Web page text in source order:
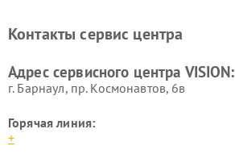
Контакты сервис центра
Адрес сервисного центра VISION:
г. Барнаул, ​пр. Космонавтов, 6в
Горячая линия:
+